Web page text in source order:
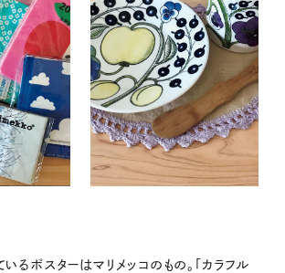
るポスターはマリメッコのもの。「カラフル